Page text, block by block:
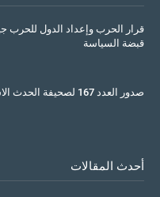
قرار الحرب وإعداد الدول للحرب
قبضة السياسة
صدور العدد 167 لصحيفة الحدث الاسبوعي من لندن
أحدث المقالات